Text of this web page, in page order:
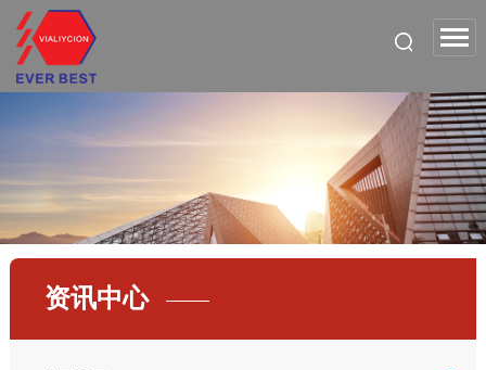
资讯中心